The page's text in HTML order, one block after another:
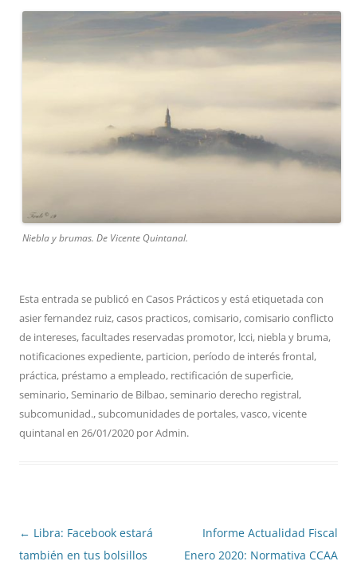
Niebla y brumas. De Vicente Quintanal.
Esta entrada se publicó en Casos Prácticosy está etiquetada con
asier fernandez ruiz,casos practicos,comisario,comisario conflicto
de intereses,facultades reservadas promotor, lcci, niebla y bruma,
notificaciones expediente, particion, período de interés frontal,
práctica, préstamo a empleado, rectificación de superficie,
seminario,Seminario de Bilbao,seminario derecho registral,
subcomunidad.,subcomunidades de portales,vasco,vicente
quintanalen 26/01/2020 porAdmin.
Navegación
de
← Libra: Facebook estará
también en tus bolsillos
Informe Actualidad Fiscal
Enero 2020: Normativa CCAA